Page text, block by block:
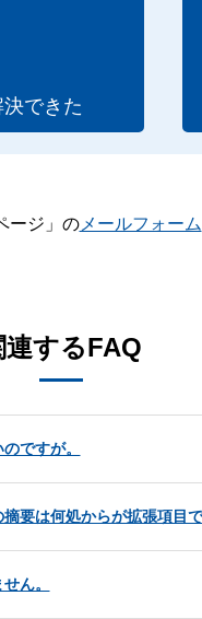
決できた
ージ」のメールフォーム
連するFAQ
ですが。
要は何処からが拡張項目で
ん。